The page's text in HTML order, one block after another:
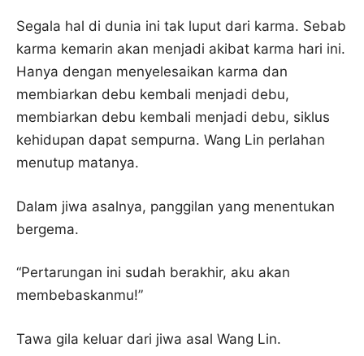
Segala hal di dunia ini tak luput dari karma. Sebab
karma kemarin akan menjadi akibat karma hari ini.
Hanya dengan menyelesaikan karma dan
membiarkan debu kembali menjadi debu,
membiarkan debu kembali menjadi debu, siklus
kehidupan dapat sempurna. Wang Lin perlahan
menutup matanya.
Dalam jiwa asalnya, panggilan yang menentukan
bergema.
“Pertarungan ini sudah berakhir, aku akan
membebaskanmu!”
Tawa gila keluar dari jiwa asal Wang Lin.